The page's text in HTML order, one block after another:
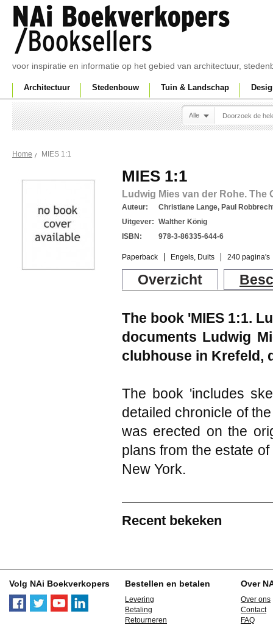
voor inspiratie en informatie op het gebied van architectuur,
Architectuur Stedenbouw Tuin & Landschap
Alle
Home MIES 1:1
MIES 1:1
Ludwig Mies van der Rohe. The
Auteur:
Christiane Lange, Paul
Uitgever: Walther König
ISBN:
978-3-86335-644-6
Paperback Engels, Duits 240 pagina's
Overzicht
The book 'MIES 1:1.
documents Ludwig
clubhouse in Krefeld,
The book 'includes
detailed chronicle of
was erected on the
plans from the estate
New York.
Recent bekeken
Volg NAi Boekverkopers Bestellen en betalen
Levering
Betaling
Retourneren
Over
Over ons
Contact
FAQ